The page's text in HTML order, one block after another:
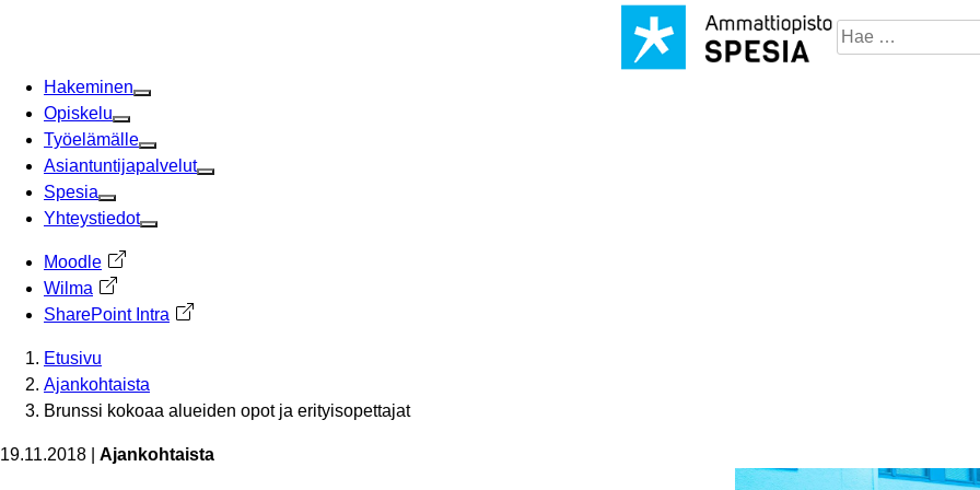
Hae
sivustosta
Hakeminen
Opiskelu
Työelämälle
Asiantuntijapalvelut
Spesia
Yhteystiedot
Moodle Avautuu uuteen välilehteen
Wilma Avautuu uuteen välilehteen
SharePoint Intra Avautuu uuteen välilehteen
Etusivu
Ajankohtaista
Brunssi kokoaa alueiden opot ja erityisopettajat
19.11.2018 Ajankohtaista